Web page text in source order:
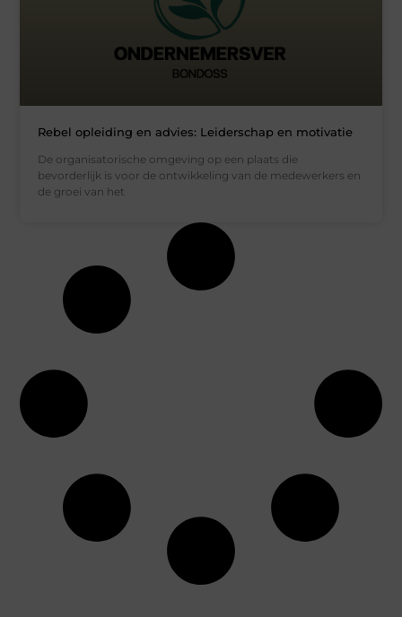
Rebel opleiding en advies: Leiderschap en motivatie
De organisatorische omgeving op een plaats die
bevorderlijk is voor de ontwikkeling van de medewerkers en
de groei van het